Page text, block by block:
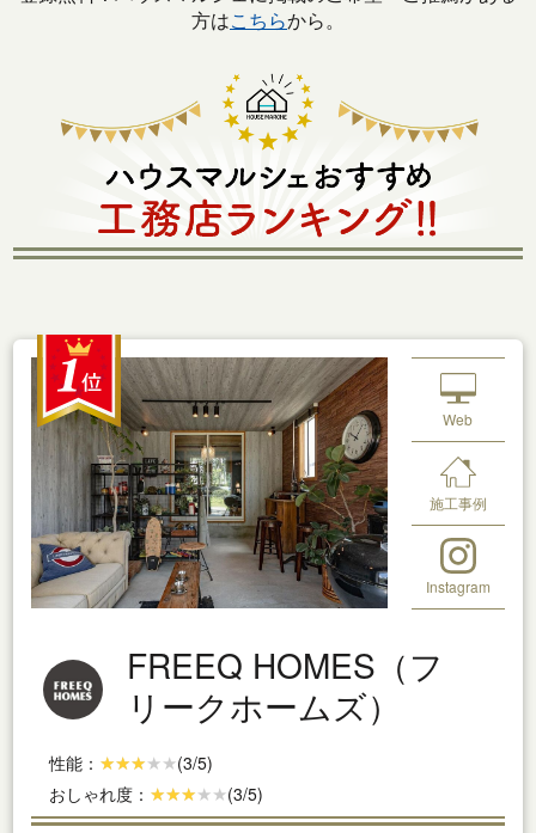
方はこちらから。
Web
施工事例
Instagram
FREEQ HOMES（フ
リークホームズ）
性能：
(3/5)
おしゃれ度：
(3/5)